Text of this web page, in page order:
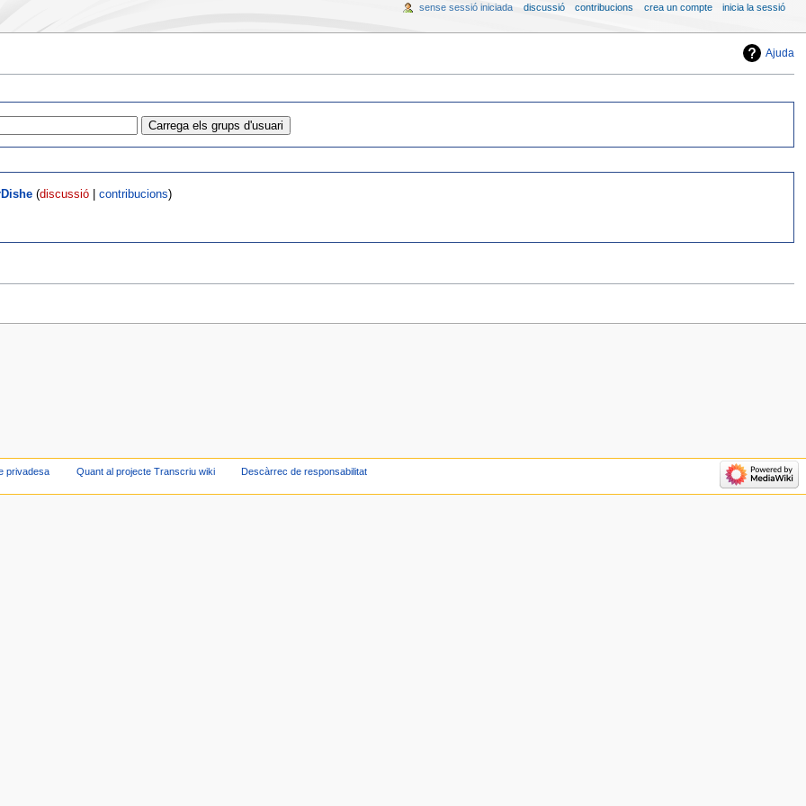
Ajuda
(discussió |contribucions)
sense sessió iniciada discussió contribucions crea un compte inicia la sessió
privadesa Quant al projecte Transcriu wiki Descàrrec de responsabilitat